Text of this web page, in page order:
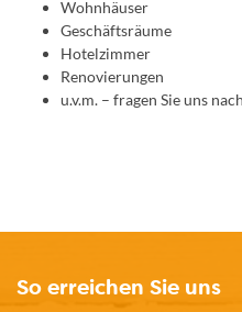
Wohnhäuser
Geschäftsräume
Hotelzimmer
Renovierungen
u.v.m. – fragen Sie uns
So erreichen Sie uns